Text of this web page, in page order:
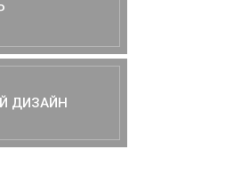
ДИЗАЙН